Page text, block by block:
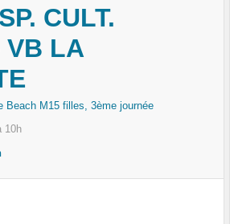
CULT.
VB LA
Beach M15 filles, 3ème journée
10h